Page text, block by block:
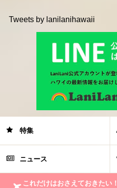
Tweets by lanilanihawaii
特集
ニュース
これだけはおさえておきたい！